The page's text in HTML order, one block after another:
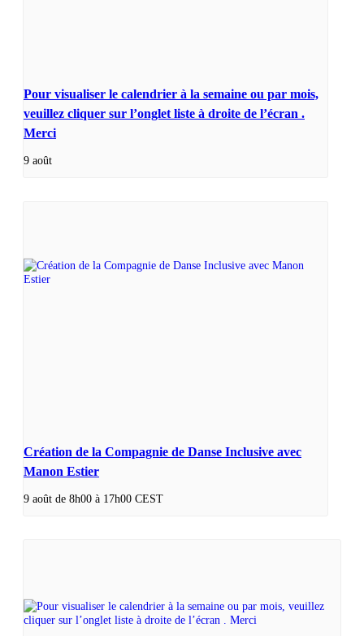
Pour visualiser le calendrier à la semaine ou par mois,
veuillez cliquer sur l’onglet liste à droite de l’écran .
Merci
9 août
Création de la Compagnie de Danse Inclusive avec
Manon Estier
9 août de 8h00 à 17h00 CEST